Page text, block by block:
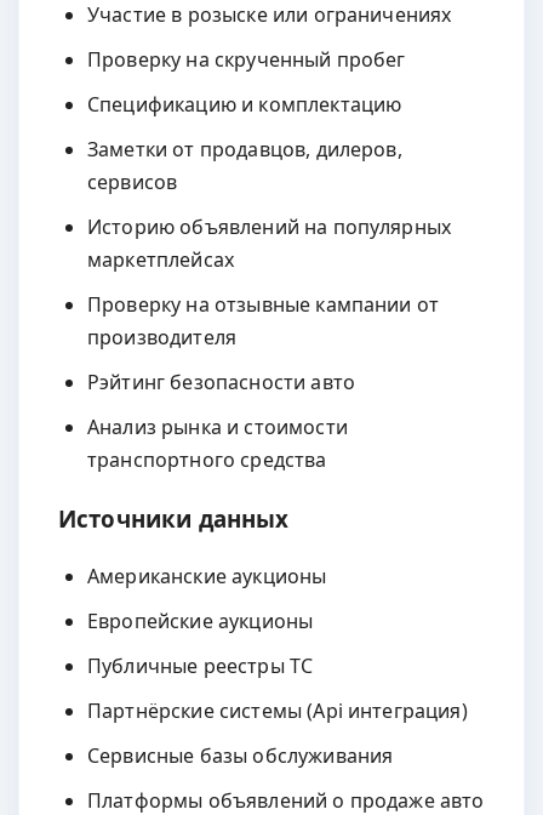
Участие в розыске или ограничениях
Проверку на скрученный пробег
Спецификацию и комплектацию
Заметки от продавцов, дилеров,
сервисов
Историю объявлений на популярных
маркетплейсах
Проверку на отзывные кампании от
производителя
Рэйтинг безопасности авто
Анализ рынка и стоимости
транспортного средства
Источники данных
Американские аукционы
Европейские аукционы
Публичные реестры ТС
Партнёрские системы (Api интеграция)
Сервисные базы обслуживания
Платформы объявлений о продаже авто